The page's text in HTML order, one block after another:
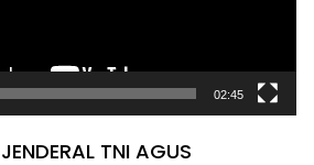
02:45
TNI AGUS